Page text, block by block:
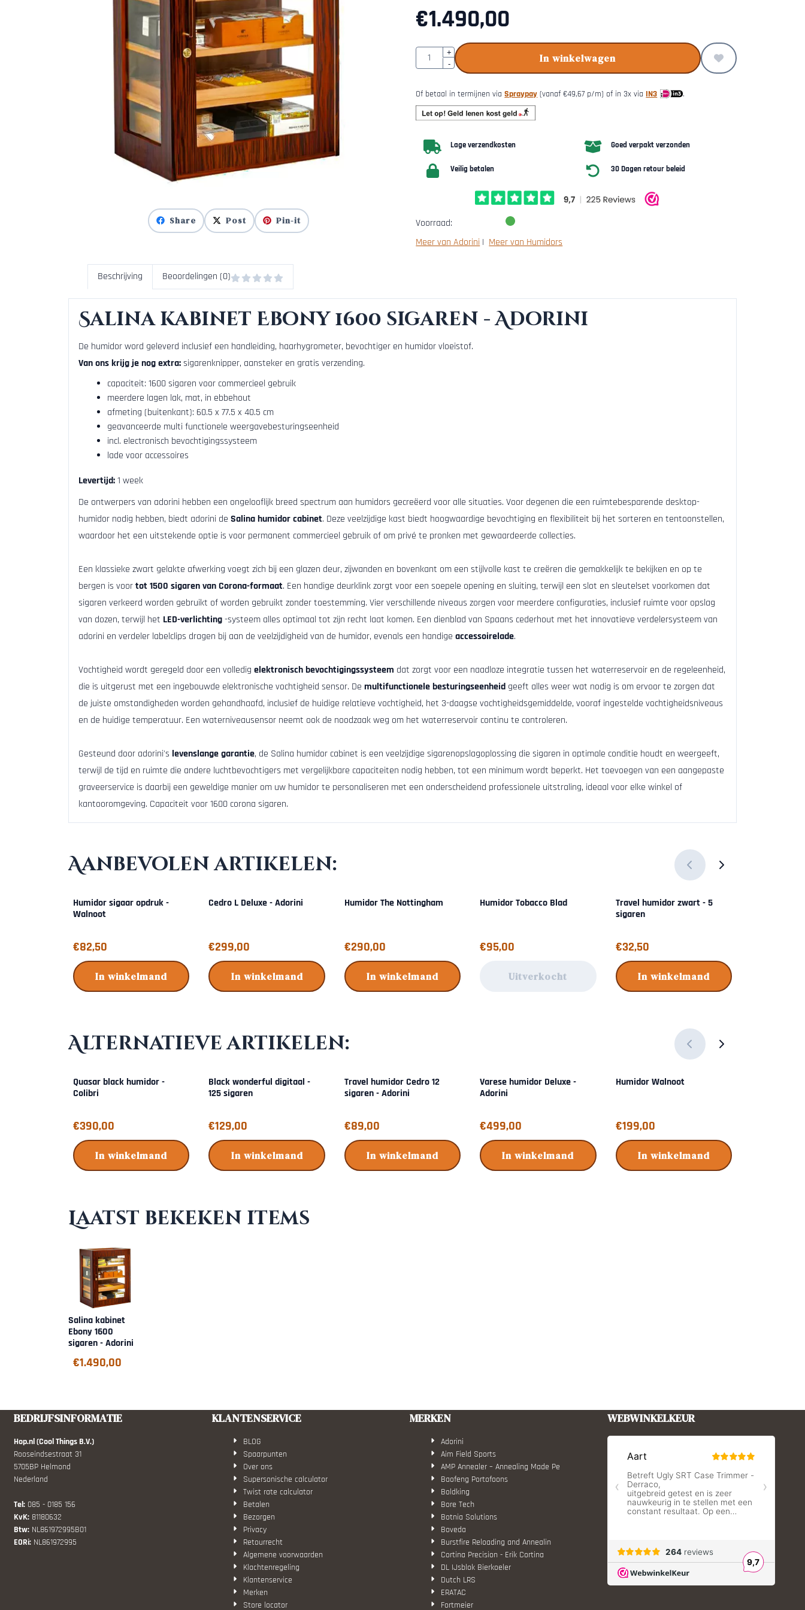
Share Post Pin-it
€1.490,00
Aantal
+
-
In winkelwagen
Of betaal in termijnen viaSpraypay (vanaf€49,67 p/m) of in 3x via IN3 .
Lage verzendkosten Goed verpakt verzonden
Veilig betalen 30 Dagen retour beleid
Voorraad:
Meer van Adorini | Meer van Humidors
Beschrijving Beoordelingen (0)
Salina kabinet Ebony 1600 sigaren - Adorini
De humidor word geleverd inclusief een handleiding, haarhygrometer, bevochtiger en humidor vloeistof.
Van ons krijg je nog extra:sigarenknipper, aansteker en gratis verzending.
capaciteit: 1600 sigaren voor commercieel gebruik
meerdere lagen lak, mat, in ebbehout
afmeting (buitenkant): 60.5 x 77.5 x 40.5 cm
geavanceerde multi functionele weergavebesturingseenheid
incl. electronisch bevochtigingssysteem
lade voor accessoires
Levertijd:1 week
De ontwerpers van adorini hebben een ongelooflijk breed spectrum aan humidors gecreëerd voor alle situaties. Voor degenen die een ruimtebesparende desktop-
humidor nodig hebben, biedt adorini de Salina humidor cabinet. Deze veelzijdige kast biedt hoogwaardige bevochtiging en flexibiliteit bij het sorteren en tentoonstellen,
waardoor het een uitstekende optie is voor permanent commercieel gebruik of om privé te pronken met gewaardeerde collecties.
Een klassieke zwart gelakte afwerking voegt zich bij een glazen deur, zijwanden en bovenkant om een ​​stijlvolle kast te creëren die gemakkelijk te bekijken en op te
bergen is voortot 1500 sigaren van Corona-formaat. Een handige deurklink zorgt voor een soepele opening en sluiting, terwijl een slot en sleutelset voorkomen dat
sigaren verkeerd worden gebruikt of worden gebruikt zonder toestemming. Vier verschillende niveaus zorgen voor meerdere configuraties, inclusief ruimte voor opslag
van dozen, terwijl het LED-verlichting-systeem alles optimaal tot zijn recht laat komen. Een dienblad van Spaans cederhout met het innovatieve verdelersysteem van
adorini en verdeler labelclips dragen bij aan de veelzijdigheid van de humidor, evenals een handige accessoirelade.
Vochtigheid wordt geregeld door een volledig elektronisch bevochtigingssysteem dat zorgt voor een naadloze integratie tussen het waterreservoir en de regeleenheid,
die is uitgerust met een ingebouwde elektronische vochtigheid sensor. De multifunctionele besturingseenheidgeeft alles weer wat nodig is om ervoor te zorgen dat
de juiste omstandigheden worden gehandhaafd, inclusief de huidige relatieve vochtigheid, het 3-daagse vochtigheidsgemiddelde, vooraf ingestelde vochtigheidsniveaus
en de huidige temperatuur. Een waterniveausensor neemt ook de noodzaak weg om het waterreservoir continu te controleren.
Gesteund door adorini's levenslange garantie, de Salina humidor cabinet is een veelzijdige sigarenopslagoplossing die sigaren in optimale conditie houdt en weergeeft,
terwijl de tijd en ruimte die andere luchtbevochtigers met vergelijkbare capaciteiten nodig hebben, tot een minimum wordt beperkt. Het toevoegen van een aangepaste
graveerservice is daarbij een geweldige manier om uw humidor te personaliseren met een onderscheidend professionele uitstraling, ideaal voor elke winkel of
kantooromgeving. Capaciteit voor 1600 corona sigaren.
Aanbevolen artikelen:
Humidor sigaar opdruk -
Walnoot
Prijs: 82,50
€82,50
In winkelmand
Cedro L Deluxe - Adorini
Prijs: 299,00
€299,00
In winkelmand
Humidor The Nottingham
Prijs: 290,00
€290,00
In winkelmand
Humidor Tobacco Blad
Prijs: 95,00
€95,00
Uitverkocht
Travel humidor zwart - 5
sigaren
Prijs: 32,50
€32,50
In winkelmand
Alternatieve artikelen:
Quasar black humidor -
Colibri
Prijs: 390,00
€390,00
In winkelmand
Black wonderful digitaal -
125 sigaren
Prijs: 129,00
€129,00
In winkelmand
Travel humidor Cedro 12
sigaren - Adorini
Prijs: 89,00
€89,00
In winkelmand
Varese humidor Deluxe -
Adorini
Prijs: 499,00
€499,00
In winkelmand
Humidor Walnoot
Prijs: 199,00
€199,00
In winkelmand
Laatst bekeken items
Salina kabinet
Ebony 1600
sigaren - Adorini
€1.490,00
BEDRIJFSINFORMATIE
Hop.nl (Cool Things B.V.)
Rooseindsestraat 31
5705BP Helmond
Nederland
Tel: 085 - 0185 156
KvK: 81180632
Btw: NL861972995B01
EORi: NL861972995
KLANTENSERVICE
BLOG
Spaarpunten
Over ons
Supersonische calculator
Twist rate calculator
Betalen
Bezorgen
Privacy
Retourrecht
Algemene voorwaarden
Klachtenregeling
Klantenservice
Merken
Store locator
MERKEN
Adorini
Aim Field Sports
AMP Annealer – Annealing Made Pe
Baofeng Portofoons
Boldking
Bore Tech
Botnia Solutions
Boveda
Burstfire Reloading and Annealin
Cortina Precision - Erik Cortina
DL IJsblok Bierkoeler
Dutch LRS
ERATAC
Fortmeier
WEBWINKELKEUR